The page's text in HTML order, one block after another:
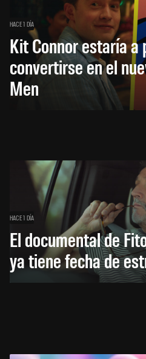
HACE 1 DÍA
Kit Connor estaría a
convertirse en el
Men
HACE 1 DÍA
El documental de
ya tiene fecha de